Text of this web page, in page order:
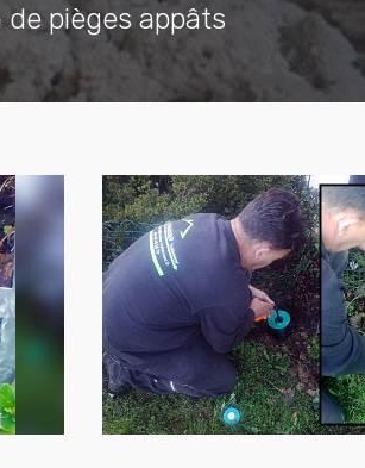
pièges appâts